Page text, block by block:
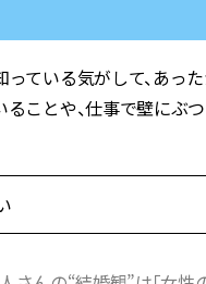
ている気がして、あっ
ことや、仕事で壁にぶ